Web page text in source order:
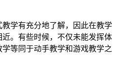
学有充分地了解，因此在教学
。有些时候，不仅未能发挥体
等同于动手教学和游戏教学之